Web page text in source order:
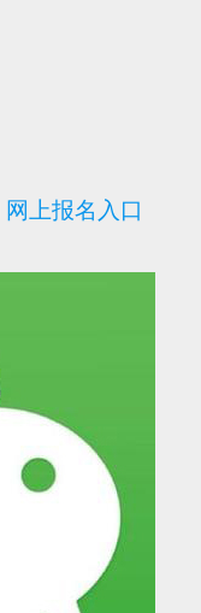
诚信网站
网上报名入口